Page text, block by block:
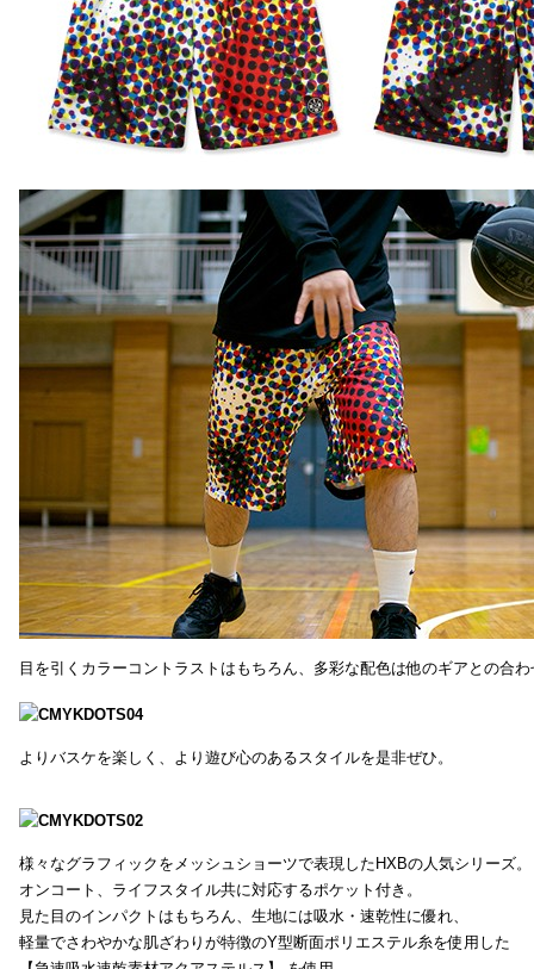
目を引くカラーコントラストはもちろん、多彩な配色は他のギアとの合
よりバスケを楽しく、より遊び心のあるスタイルを是非ぜひ。
様々なグラフィックをメッシュショーツで表現したHXBの人気シリーズ。
オンコート、ライフスタイル共に対応するポケット付き。
見た目のインパクトはもちろん、生地には吸水・速乾性に優れ、
軽量でさわやかな肌ざわりが特徴のY型断面ポリエステル糸を使用した